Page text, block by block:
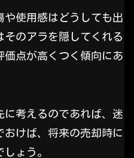
使用感はどうしても出
そのアラを隠してくれる
価点が高くつく傾向にあ
に考えるのであれば、迷
けば、将来の売却時に
ょう。